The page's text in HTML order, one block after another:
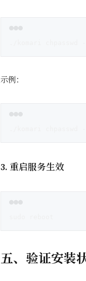
示例：
3. 重启服务生效
五、验证安装